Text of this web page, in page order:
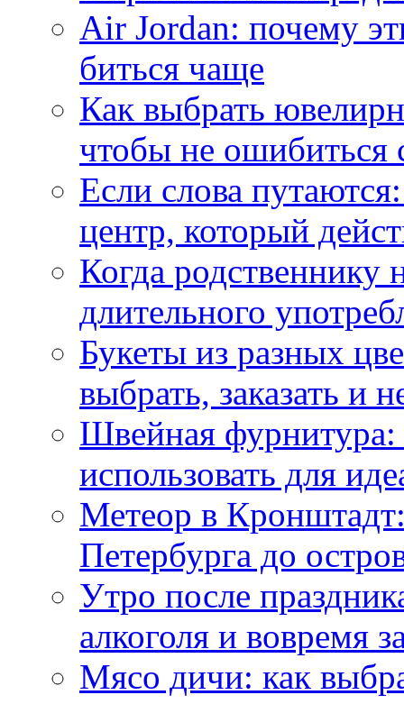
Air Jordan: почему
биться чаще
Как выбрать
чтобы не ошибиться
Если слова
центр, который
Когда
длительного
Букеты из разных
выбрать, заказать и
Швейная фурнитура:
использовать для
Метеор в
Петербурга до
Утро после
алкоголя и вовремя
Мясо дичи: как